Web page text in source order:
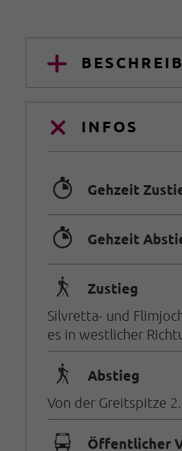
INFOS
🐲 Gehzeit
🐲 Gehzeit
🛬 Zustieg
Silvretta- und
es in westlicher
🛬 Abstieg
Von der Greitspitze
Öffentlicher